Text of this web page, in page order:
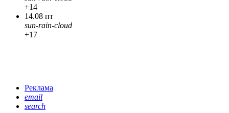
+14
14.08 пт
sun-rain-cloud
+17
Реклама
email
search